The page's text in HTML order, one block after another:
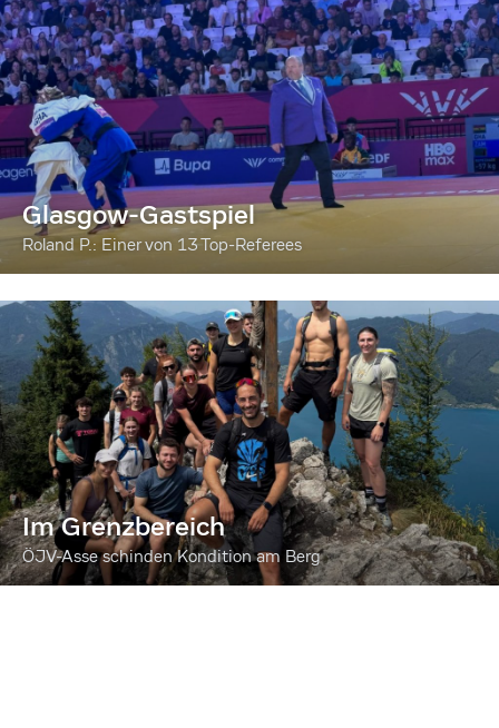
Glasgow-Gastspiel
Roland P.: Einer von 13 Top-Referees
Im Grenzbereich
ÖJV-Asse schinden Kondition am Berg